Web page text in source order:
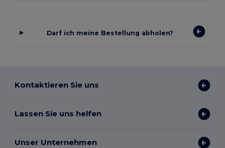
Darf ich meine Bestellung abholen?
Kontaktieren Sie uns
Lassen Sie uns helfen
Unser Unternehmen